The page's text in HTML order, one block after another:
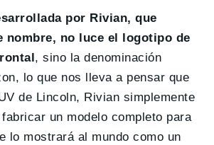
por Rivian, que
nombre, no luce el logotipo de
, sino la denominación
lo que nos lleva a pensar que
de Lincoln, Rivian simplemente
un modelo completo para
lo mostrará al mundo como un